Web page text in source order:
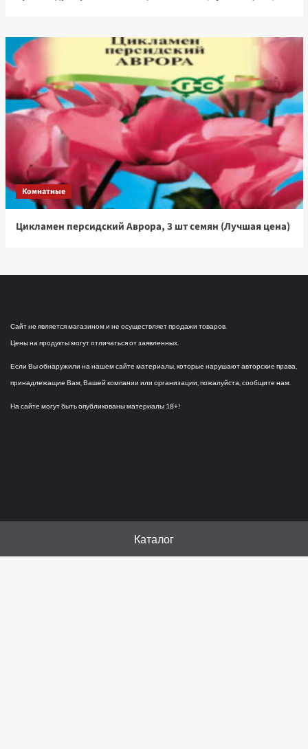
Комнатные
Цикламен персидский Аврора, 3 шт семян (Лучшая цена)
Сайт не является магазином и не осуществляет продажи товаров.
Цены на продукты могут отличаться от заявленных.
Если Вы обнаружили на нашем сайте материалы, которые нарушают авторские права,
принадлежащие Вам, Вашей компании или организации, пожалуйста, сообщите нам.
На сайте могут быть опубликованы материалы 18+!
Каталог